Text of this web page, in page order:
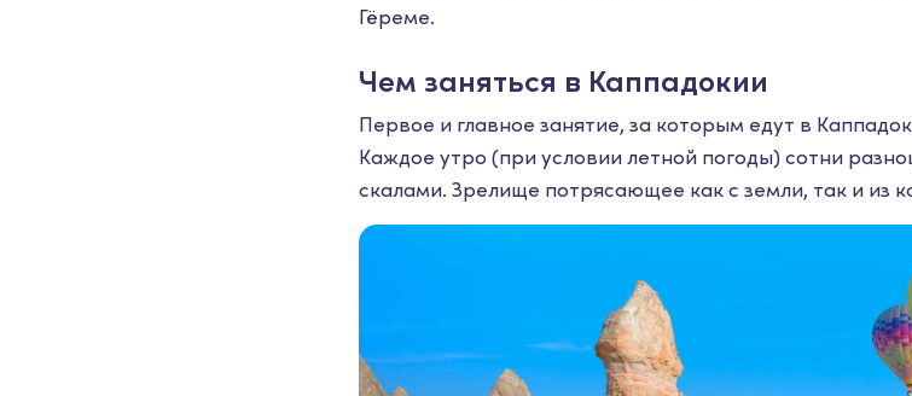
Гёреме.
Чем заняться в Каппадокии
Первое и главное занятие, за которым едут в
Каждое утро (при условии летной погоды) сотни
скалами. Зрелище потрясающее как с земли, так и из